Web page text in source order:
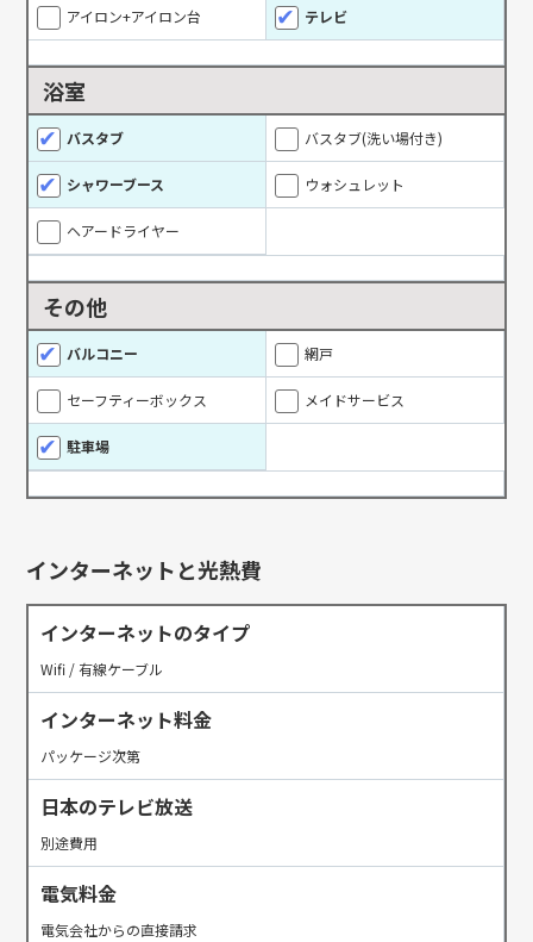
アイロン+アイロン台 テレビ
浴室
バスタブ バスタブ(洗い場付き)
シャワーブース ウォシュレット
ヘアードライヤー
その他
バルコニー 網戸
セーフティーボックス メイドサービス
駐車場
インターネットと光熱費
インターネットのタイプ
Wifi / 有線ケーブル
インターネット料金
パッケージ次第
日本のテレビ放送
別途費用
電気料金
電気会社からの直接請求